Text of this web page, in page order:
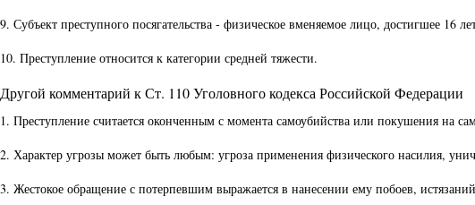
9. Субъект преступного посягательства - физическое вменяемое лицо, достигшее 16
10. Преступление относится к категории средней тяжести.
Другой комментарий к Ст. 110 Уголовного кодекса Российской Федерации
1. Преступление считается оконченным с момента самоубийства или покушения на
2. Характер угрозы может быть любым: угроза применения физического насилия,
3. Жестокое обращение с потерпевшим выражается в нанесении ему побоев,